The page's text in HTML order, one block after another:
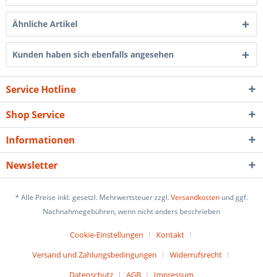
Ähnliche Artikel
Kunden haben sich ebenfalls angesehen
Service Hotline
Shop Service
Informationen
Newsletter
* Alle Preise inkl. gesetzl. Mehrwertsteuer zzgl.Versandkosten und ggf.
Nachnahmegebühren, wenn nicht anders beschrieben
Cookie-Einstellungen
Kontakt
Versand und Zahlungsbedingungen
Widerrufsrecht
Datenschutz
AGB Impressum